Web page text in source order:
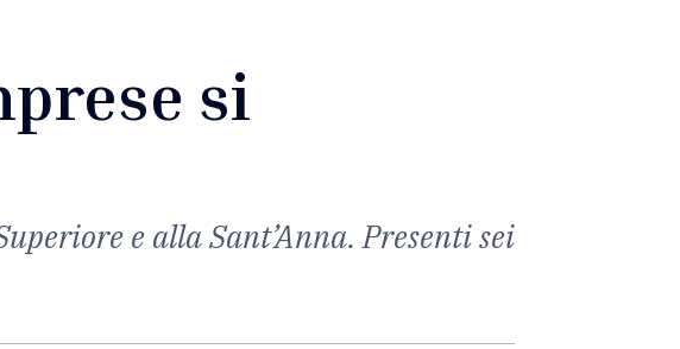
si
e alla Sant’Anna. Presenti sei